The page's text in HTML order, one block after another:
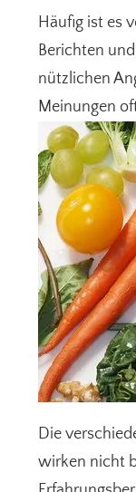
Häufig ist es
Berichten
nützlichen
Meinungen
Die
wirken nicht